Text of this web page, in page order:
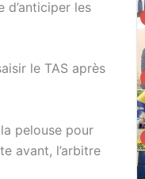
d’anticiper les
le TAS après
pelouse pour
avant, l’arbitre